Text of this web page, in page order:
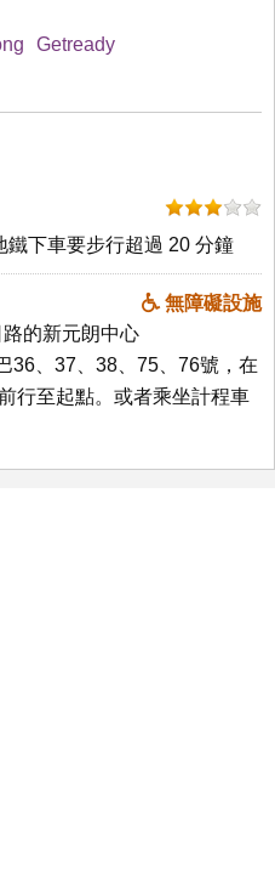
Getready
下車要步行超過 20 分鐘
無障礙設施
的新元朗中心
36、37、38、75、76號，在
行至起點。或者乘坐計程車